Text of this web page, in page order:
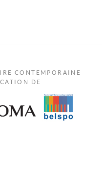
CONTEMPORAINE
DE